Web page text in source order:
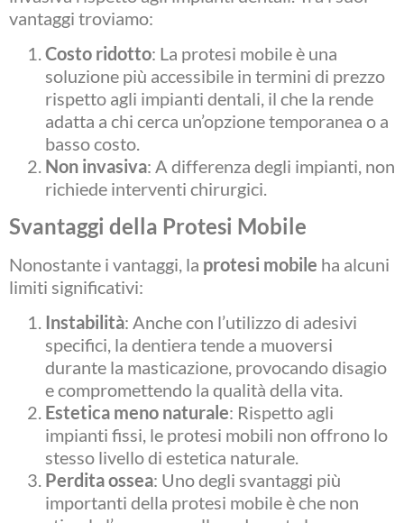
vantaggi troviamo:
Costo ridotto: La protesi mobile è una
soluzione più accessibile in termini di prezzo
rispetto agli impianti dentali, il che la rende
adatta a chi cerca un’opzione temporanea o a
basso costo.
Non invasiva: A differenza degli impianti, non
richiede interventi chirurgici.
Svantaggi della Protesi Mobile
Nonostante i vantaggi, la protesi mobile ha alcuni
limiti significativi:
Instabilità: Anche con l’utilizzo di adesivi
specifici, la dentiera tende a muoversi
durante la masticazione, provocando disagio
e compromettendo la qualità della vita.
Estetica meno naturale: Rispetto agli
impianti fissi, le protesi mobili non offrono lo
stesso livello di estetica naturale.
Perdita ossea: Uno degli svantaggi più
importanti della protesi mobile è che non